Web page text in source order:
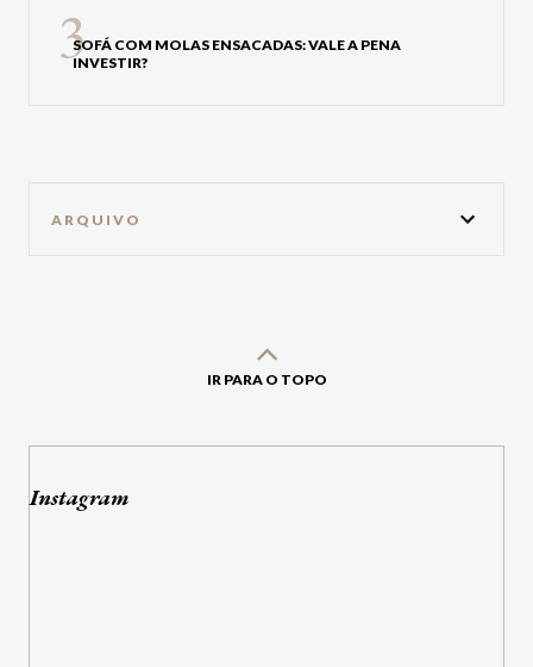
SOFÁ COM MOLAS ENSACADAS: VALE A PENA
INVESTIR?
ARQUIVO
IR PARA O TOPO
Instagram